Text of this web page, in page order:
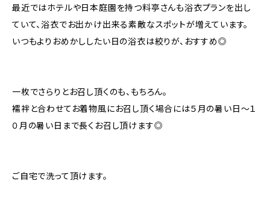
最近ではホテルや日本庭園を持つ料亭さんも浴衣プランを出し
ていて、浴衣でお出かけ出来る素敵なスポットが増えています。
いつもよりおめかししたい日の浴衣は絞りが、おすすめ◎
一枚でさらりとお召し頂くのも、もちろん。
襦袢と合わせてお着物風にお召し頂く場合には５月の暑い日～１
０月の暑い日まで長くお召し頂けます◎
ご自宅で洗って頂けます。